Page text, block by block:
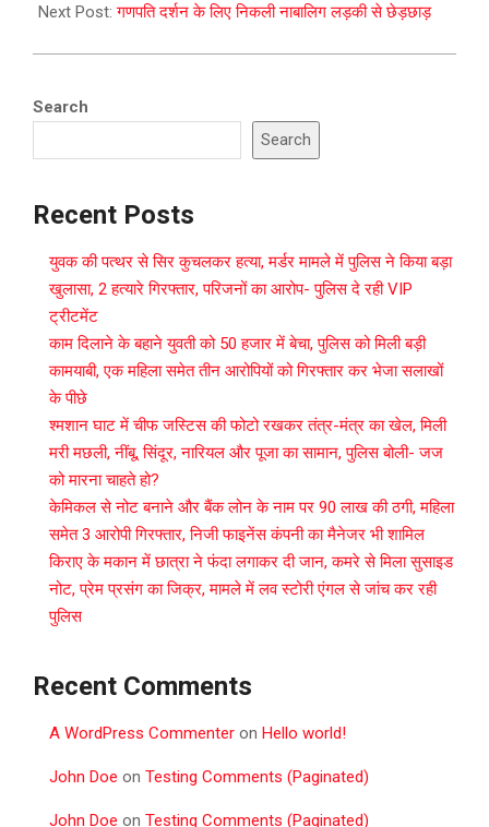
27
Next Post:गणपति दर्शन के लिए निकली नाबालिग लड़की से छेड़छाड़
Search
Search
Recent Posts
युवक की पत्थर से सिर कुचलकर हत्या, मर्डर मामले में पुलिस ने किया बड़ा
खुलासा, 2 हत्यारे गिरफ्तार, परिजनों का आरोप- पुलिस दे रही VIP
ट्रीटमेंट
काम दिलाने के बहाने युवती को 50 हजार में बेचा, पुलिस को मिली बड़ी
कामयाबी, एक महिला समेत तीन आरोपियों को गिरफ्तार कर भेजा सलाखों
के पीछे
श्मशान घाट में चीफ जस्टिस की फोटो रखकर तंत्र-मंत्र का खेल, मिली
मरी मछली, नींबू, सिंदूर, नारियल और पूजा का सामान, पुलिस बोली- जज
को मारना चाहते हो?
केमिकल से नोट बनाने और बैंक लोन के नाम पर 90 लाख की ठगी, महिला
समेत 3 आरोपी गिरफ्तार, निजी फाइनेंस कंपनी का मैनेजर भी शामिल
किराए के मकान में छात्रा ने फंदा लगाकर दी जान, कमरे से मिला सुसाइड
नोट, प्रेम प्रसंग का जिक्र, मामले में लव स्टोरी एंगल से जांच कर रही
पुलिस
Recent Comments
A WordPress Commenter on Hello world!
John Doe on Testing Comments (Paginated)
John Doe on Testing Comments (Paginated)